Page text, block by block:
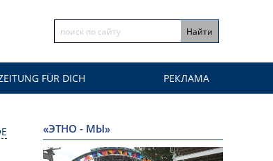
FÜR DICH РЕКЛАМА
«ЭТНО - МЫ»